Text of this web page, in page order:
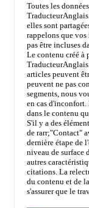
Toutes les
elles sont
rappelons que
pas être incluses
Le contenu créé à
articles peuvent
peuvent ne pas
segments, nous
en cas
dans le contenu
S'il y a des
de rarr;"Contact"
dernière étape de
niveau de surface
autres
citations. La
du contenu et de
s'assurer que le